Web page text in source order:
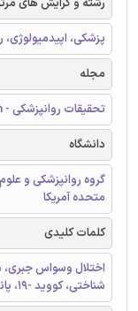
پزشکی، اپیدمیولوژی،
مجله
تحقیقات روانپزشکی - Psychiatry Research
دانشگاه
گروه روانپزشکی و
متحده آمریکا
کلمات کلیدی
اختلال وسواس جبری،
شناختی، کووید -19، پاندمی، مقیاس وسواس جبری ییل براون